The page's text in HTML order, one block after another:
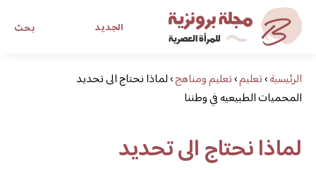
بحث الجديد
مجلة برونزية للفتاة العصريةالرئيسية›تعليم›تعليم ومناهج›لماذا نحتاج الى تحديد
المحميات الطبيعيه في وطننا
لماذا نحتاج الى تحديد